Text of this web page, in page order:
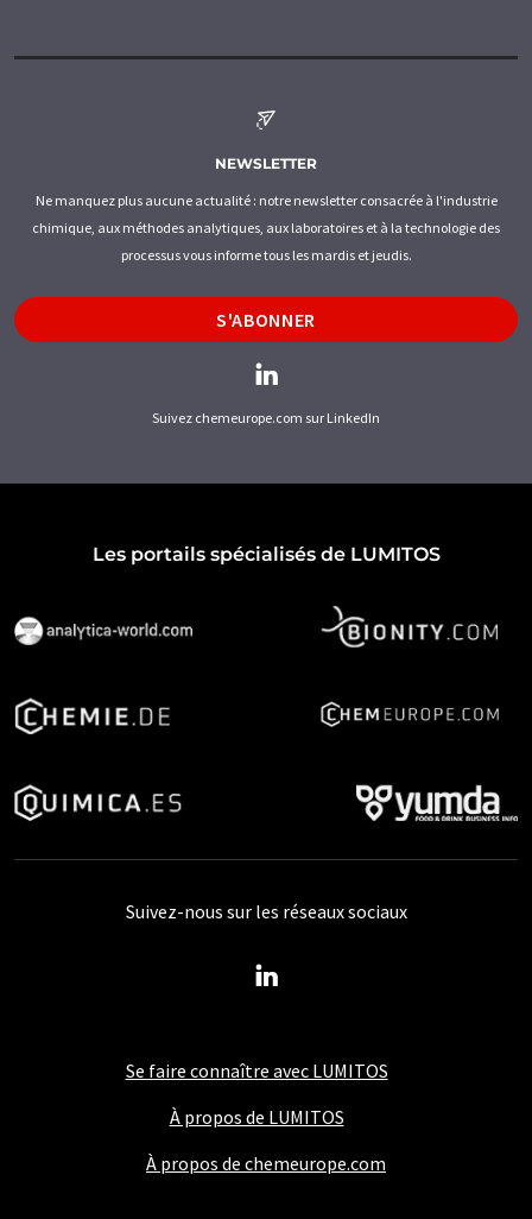
NEWSLETTER
Ne manquez plus aucune actualité : notre newsletter consacrée à l'industrie
chimique, aux méthodes analytiques, aux laboratoires et à la technologie des
processus vous informe tous les mardis et jeudis.
S'ABONNER
Suivez chemeurope.com sur LinkedIn
Les portails spécialisés de LUMITOS
Se faire connaître avec LUMITOS
À propos de LUMITOS
À propos de chemeurope.com
Suivez-nous sur les réseaux sociaux